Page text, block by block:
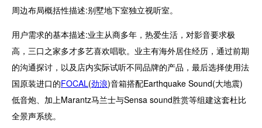
周边布局概括性描述:别墅地下室独立视听室。
用户需求的基本描述:业主从商多年，热爱生活，对影音要求极
高，三口之家多才多艺喜欢唱歌。业主有海外居住经历，通过前期
的沟通探讨，以及店内实际试听不同品牌的产品，最后选择使用法
国原装进口的FOCAL(劲浪)音箱搭配Earthquake Sound(大地震)
低音炮、加上Marantz马兰士与Sensa sound胜赏等组建这套杜比
全景声系统。